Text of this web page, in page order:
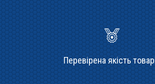
Перевірена якість